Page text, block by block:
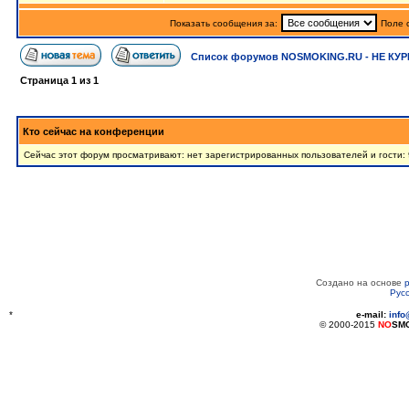
Показать сообщения за: Поле
Список форумов NOSMOKING.RU - НЕ
Страница 1 из 1
Кто сейчас на конференции
Сейчас этот форум просматривают: нет зарегистрированных пользователей и гости:
Создано на основе
* e-mail:
© 2000-2015 NO